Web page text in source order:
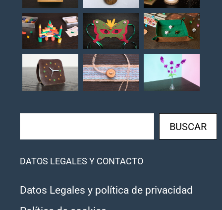
BUSCAR
DATOS LEGALES Y CONTACTO
Datos Legales y política de privacidad